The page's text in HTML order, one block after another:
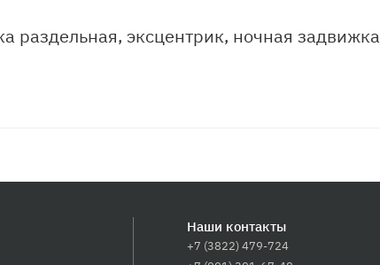
раздельная, эксцентрик, ночная задвижка
Наши контакты
+7 (3822) 479-724